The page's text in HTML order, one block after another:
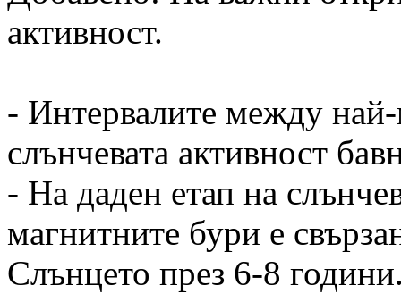
активност.
- Интервалите между
слънчевата активност
- На даден етап на
магнитните бури е
Слънцето през 6-8